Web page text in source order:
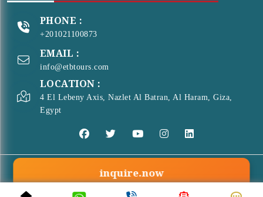
PHONE :
+201021100873
EMAIL :
info@etbtours.com
LOCATION :
4 El Lebeny Axis, Nazlet Al Batran, Al Haram, Giza,
Egypt
inquire.now